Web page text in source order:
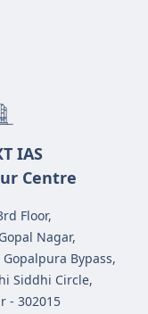
IAS
Centre
Floor,
Nagar,
Gopalpura Bypass,
Siddhi Circle,
- 302015